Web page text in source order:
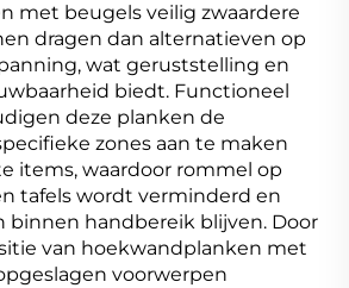
met beugels veilig zwaardere
dragen dan alternatieven op
wat geruststelling en
biedt. Functioneel
deze planken de
zones aan te maken
items, waardoor rommel op
tafels wordt verminderd en
binnen handbereik blijven. Door
van hoekwandplanken met
voorwerpen